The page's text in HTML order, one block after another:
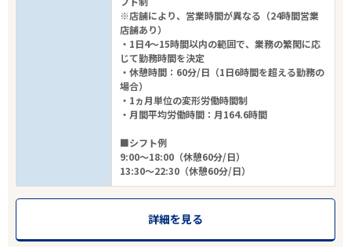
※店舗により、営業時間が異なる（24時間営業
店舗あり）
・1日4～15時間以内の範囲で、業務の繁閑に応
じて勤務時間を決定
・休憩時間：60分/日（1日6時間を超える勤務の
場合）
・1ヵ月単位の変形労働時間制
・月間平均労働時間：月164.6時間
■シフト例
9:00～18:00（休憩60分/日）
13:30～22:30（休憩60分/日）
詳細を見る